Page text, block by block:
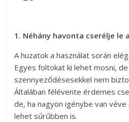
1. Néhány havonta cserélje le
A huzatok a használat során
Egyes foltokat ki lehet mosni,
szennyeződésesekkel nem
Általában félévente érdemes
de, ha nagyon igénybe van
lehet sűrűbben is.